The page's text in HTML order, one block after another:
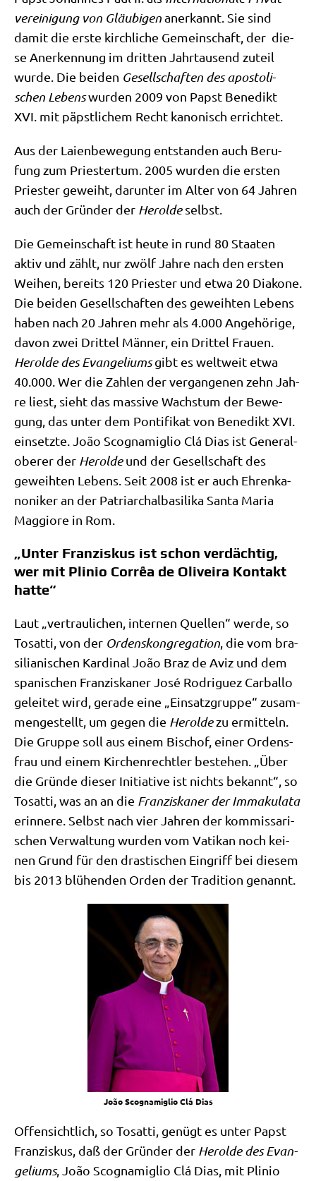
ver­ei­ni­gung von Gläu­bi­genaner­kannt. Sie sind
damit die erste kirch­li­che Gemein­schaft, der die­
se Aner­ken­nung im drit­ten Jahr­tau­send zuteil
wur­de. Die bei­den Gesell­schaf­ten des apo­sto­li­
schen Lebenswur­den 2009 von Papst Bene­dikt
XVI. mit päpst­li­chem Recht kano­nisch errichtet.
Aus der Lai­en­be­we­gung ent­stan­den auch Beru­
fung zum Prie­ster­tum. 2005 wur­den die ersten
Prie­ster geweiht, dar­un­ter im Alter von 64 Jah­ren
auch der Grün­der der Herol­deselbst.
Die Gemein­schaft ist heu­te in rund 80 Staa­ten
aktiv und zählt, nur zwölf Jah­re nach den ersten
Wei­hen, bereits 120 Prie­ster und etwa 20 Dia­ko­ne.
Die bei­den Gesell­schaf­ten des geweih­ten Lebens
haben nach 20 Jah­ren mehr als 4.000 Ange­hö­ri­ge,
davon zwei Drit­tel Män­ner, ein Drit­tel Frau­en.
Herol­de des Evan­ge­li­umsgibt es welt­weit etwa
40.000. Wer die Zah­len der ver­gan­ge­nen zehn Jah­
re liest, sieht das mas­si­ve Wachs­tum der Bewe­
gung, das unter dem Pon­ti­fi­kat von Bene­dikt XVI.
ein­setz­te. João Sco­g­na­miglio Clá Dias ist Gene­ral­
obe­rer der Herol­deund der Gesell­schaft des
geweih­ten Lebens. Seit 2008 ist er auch Ehren­ka­
no­ni­ker an der Patri­ar­chal­ba­si­li­ka San­ta Maria
Mag­gio­re in Rom.
„Unter Franziskus ist schon verdächtig,
wer mit Plinio Corrêa de Oliveira Kontakt
hatte“
Laut „ver­trau­li­chen, inter­nen Quel­len“ wer­de, so
Tosat­ti, von der Ordens­kon­gre­ga­ti­on , die vom bra­
si­lia­ni­schen Kar­di­nal João Braz de Aviz und dem
spa­ni­schen Fran­zis­ka­ner José Rodri­guez Car­bal­lo
gelei­tet wird, gera­de eine „Ein­satz­grup­pe“ zusam­
men­ge­stellt, um gegen die Herol­dezu ermit­teln.
Die Grup­pe soll aus einem Bischof, einer Ordens­
frau und einem Kir­chen­recht­ler bestehen. „Über
die Grün­de die­ser Initia­ti­ve ist nichts bekannt“, so
Tosat­ti, was an an die Fran­zis­ka­ner der Imma­ku­la­ta
erin­ne­re. Selbst nach vier Jah­ren der kom­mis­sa­ri­
schen Ver­wal­tung wur­den vom Vati­kan noch kei­
nen Grund für den dra­sti­schen Ein­griff bei die­sem
bis 2013 blü­hen­den Orden der Tra­di­ti­on genannt.
João Sco­g­na­miglio Clá Dias
Offen­sicht­lich, so Tosat­ti, genügt es unter Papst
Fran­zis­kus, daß der Grün­der der Herol­de des Evan­
ge­li­ums, João Sco­g­na­miglio Clá Dias, mit Pli­nio